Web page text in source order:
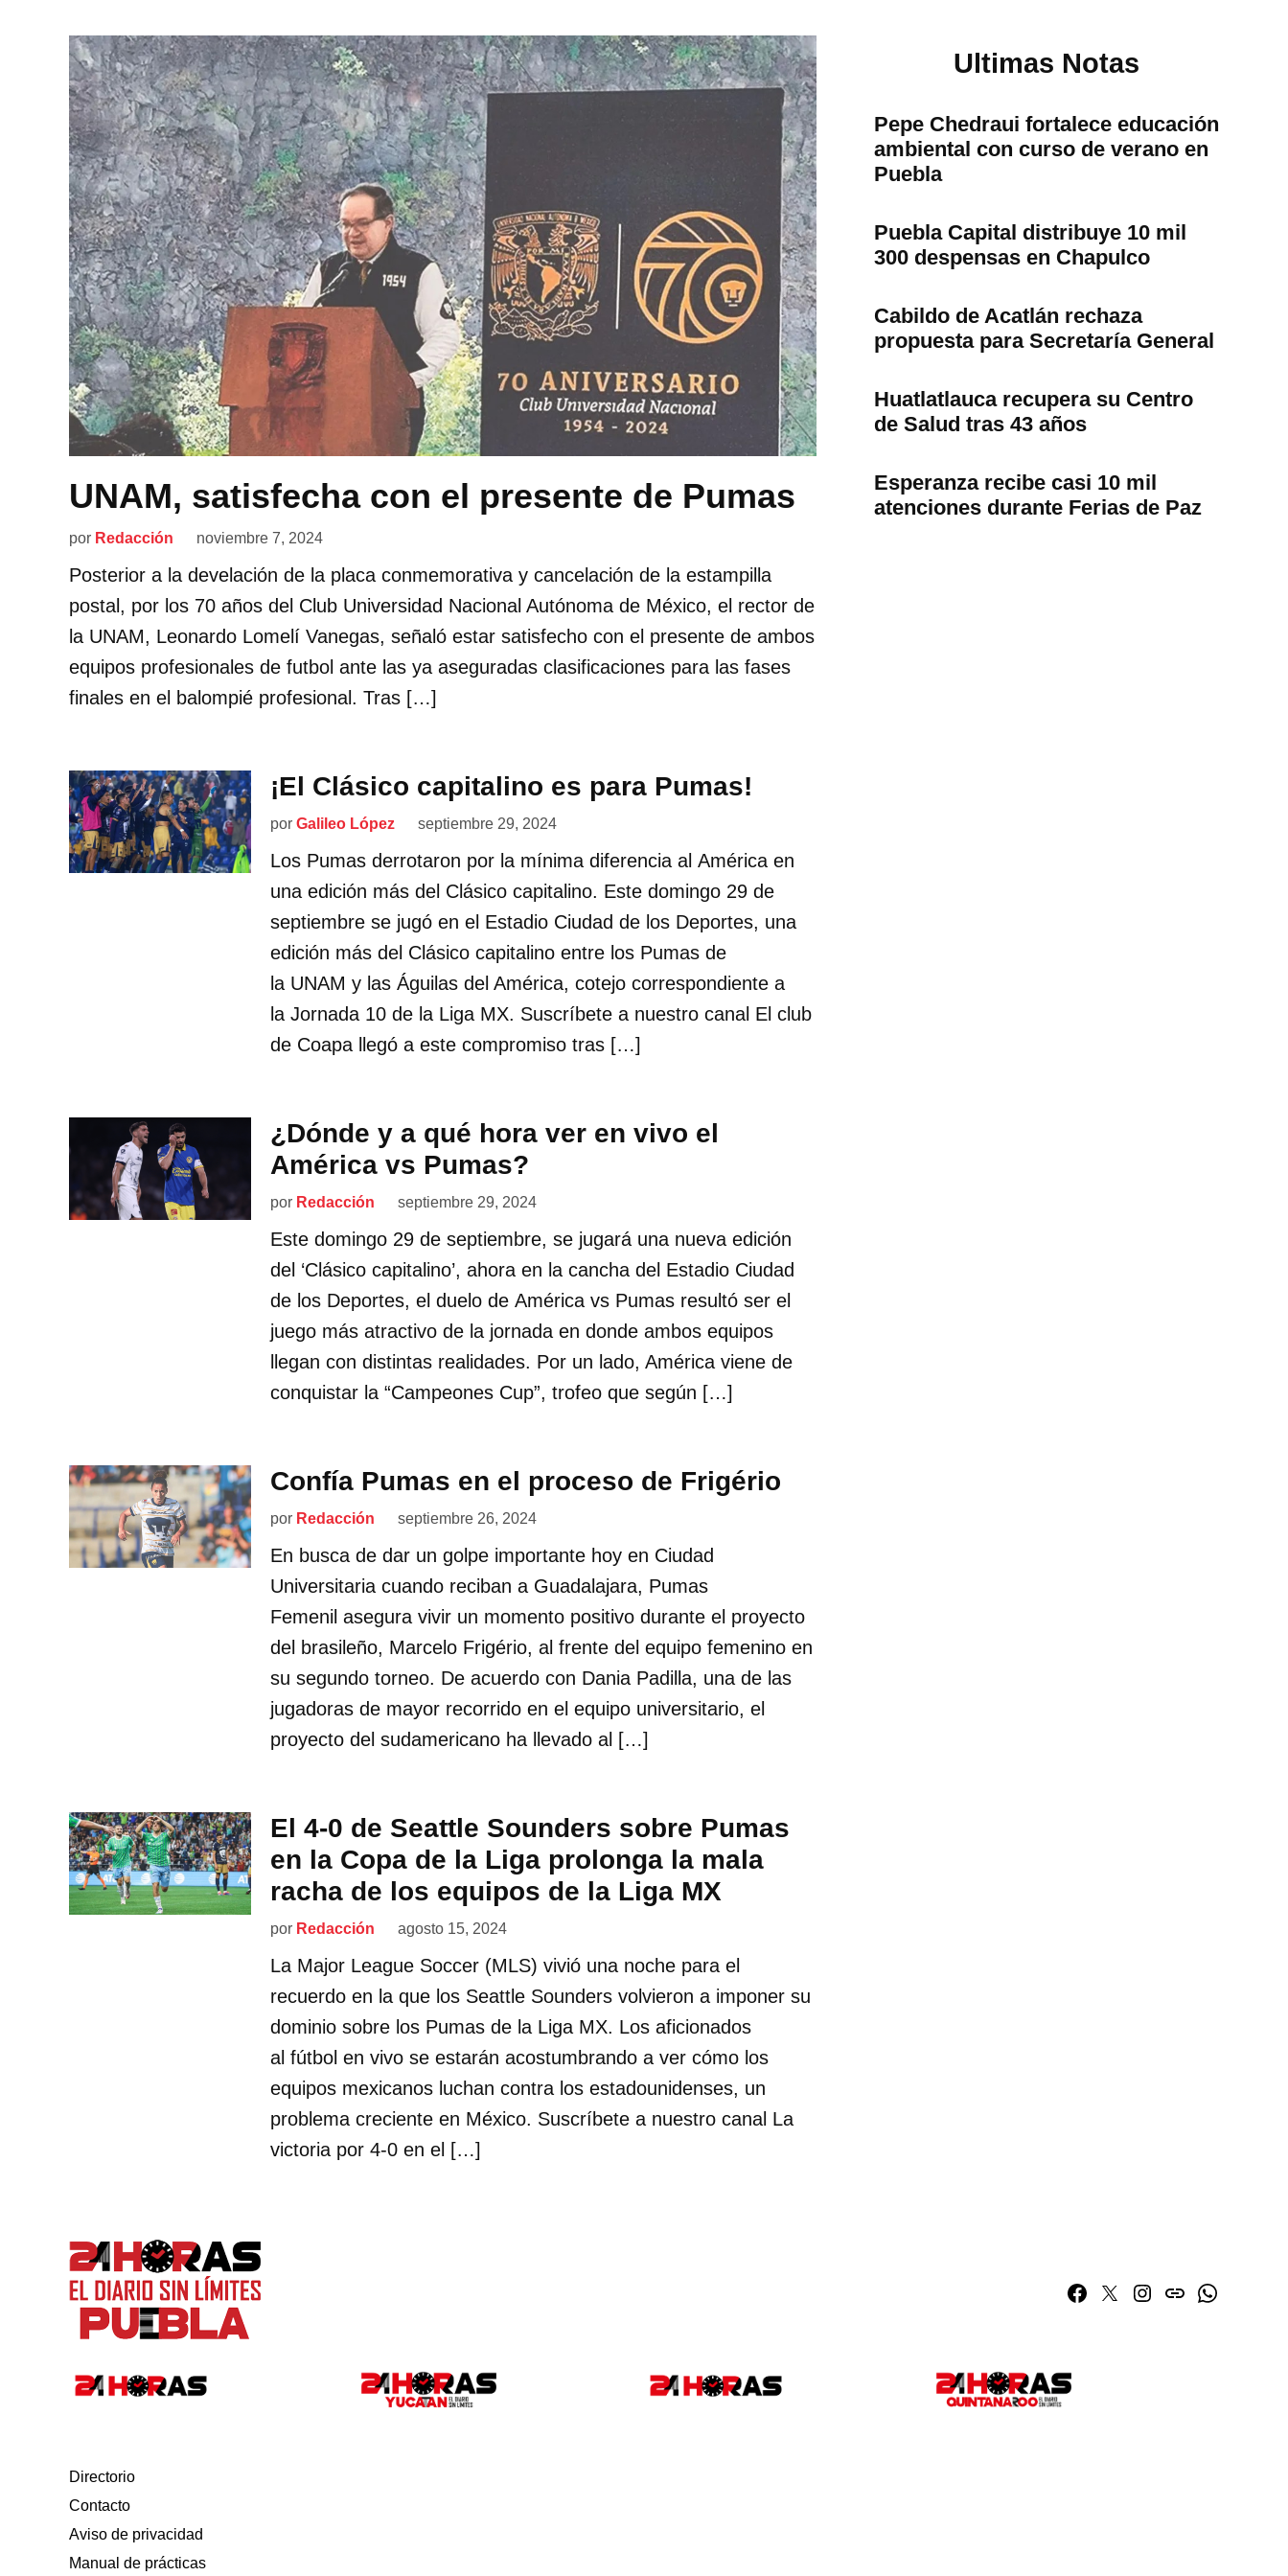
UNAM, satisfecha con el presente de Pumas
por Redacción noviembre 7, 2024
Posterior a la develación de la placa conmemorativa y cancelación de la estampilla
postal, por los 70 años del Club Universidad Nacional Autónoma de México, el rector de
la UNAM, Leonardo Lomelí Vanegas, señaló estar satisfecho con el presente de ambos
equipos profesionales de futbol ante las ya aseguradas clasificaciones para las fases
finales en el balompié profesional. Tras […]
¡El Clásico capitalino es para Pumas!
por Galileo López septiembre 29, 2024
Los Pumas derrotaron por la mínima diferencia al América en
una edición más del Clásico capitalino. Este domingo 29 de
septiembre se jugó en el Estadio Ciudad de los Deportes, una
edición más del Clásico capitalino entre los Pumas de
la UNAM y las Águilas del América, cotejo correspondiente a
la Jornada 10 de la Liga MX. Suscríbete a nuestro canal El club
de Coapa llegó a este compromiso tras […]
¿Dónde y a qué hora ver en vivo el
América vs Pumas?
por Redacción septiembre 29, 2024
Este domingo 29 de septiembre, se jugará una nueva edición
del ‘Clásico capitalino’, ahora en la cancha del Estadio Ciudad
de los Deportes, el duelo de América vs Pumas resultó ser el
juego más atractivo de la jornada en donde ambos equipos
llegan con distintas realidades. Por un lado, América viene de
conquistar la “Campeones Cup”, trofeo que según […]
Confía Pumas en el proceso de Frigério
por Redacción septiembre 26, 2024
En busca de dar un golpe importante hoy en Ciudad
Universitaria cuando reciban a Guadalajara, Pumas
Femenil asegura vivir un momento positivo durante el proyecto
del brasileño, Marcelo Frigério, al frente del equipo femenino en
su segundo torneo. De acuerdo con Dania Padilla, una de las
jugadoras de mayor recorrido en el equipo universitario, el
proyecto del sudamericano ha llevado al […]
El 4-0 de Seattle Sounders sobre Pumas
en la Copa de la Liga prolonga la mala
racha de los equipos de la Liga MX
por Redacción agosto 15, 2024
La Major League Soccer (MLS) vivió una noche para el
recuerdo en la que los Seattle Sounders volvieron a imponer su
dominio sobre los Pumas de la Liga MX. Los aficionados
al fútbol en vivo se estarán acostumbrando a ver cómo los
equipos mexicanos luchan contra los estadounidenses, un
problema creciente en México. Suscríbete a nuestro canal La
victoria por 4-0 en el […]
Ultimas Notas
Pepe Chedraui fortalece educación
ambiental con curso de verano en
Puebla
Puebla Capital distribuye 10 mil
300 despensas en Chapulco
Cabildo de Acatlán rechaza
propuesta para Secretaría General
Huatlatlauca recupera su Centro
de Salud tras 43 años
Esperanza recibe casi 10 mil
atenciones durante Ferias de Paz
Facebook
TwitterInstagram
issuuWhatsapp
Directorio
Contacto
Aviso de privacidad
Manual de prácticas